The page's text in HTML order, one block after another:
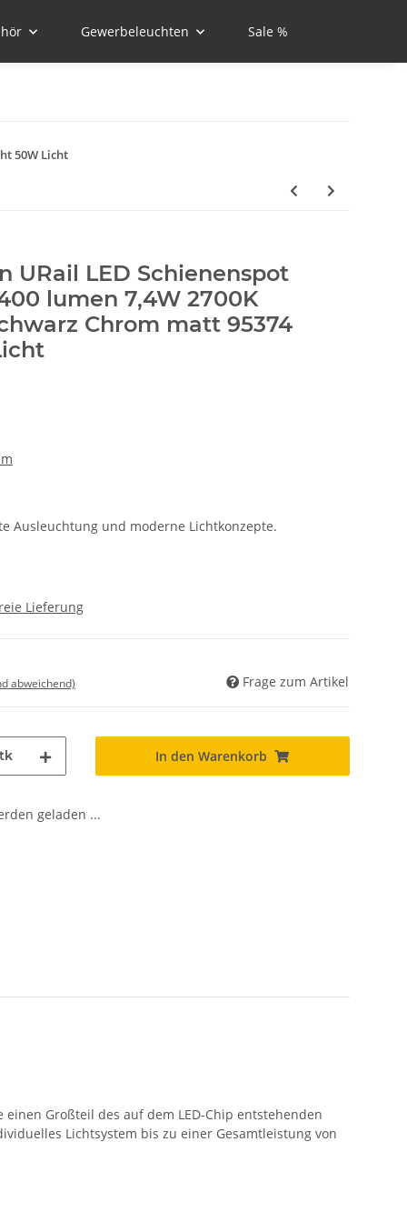
Gewerbeleuchten Sale %
50W Licht
URail LED Schienenspot
lumen 7,4W 2700K
Chrom matt 95374
Ausleuchtung und moderne Lichtkonzepte.
Lieferung
abweichend) Frage zum Artikel
In den Warenkorb
geladen ...
Großteil des auf dem LED-Chip entstehenden
Lichtsystem bis zu einer Gesamtleistung von